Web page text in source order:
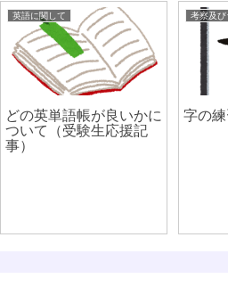
英語に関して
どの英単語帳が良いかに
ついて（受験生応援記
事）
考察及び
字の練